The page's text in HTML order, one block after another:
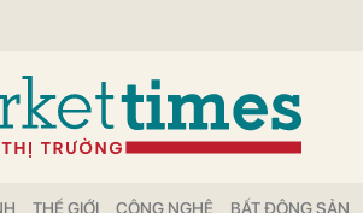
THẾ GIỚI CÔNG NGHỆ BẤT ĐỘNG SẢN